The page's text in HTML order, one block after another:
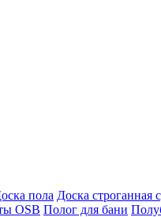
пола Доска строганная
OSB Полог для бани